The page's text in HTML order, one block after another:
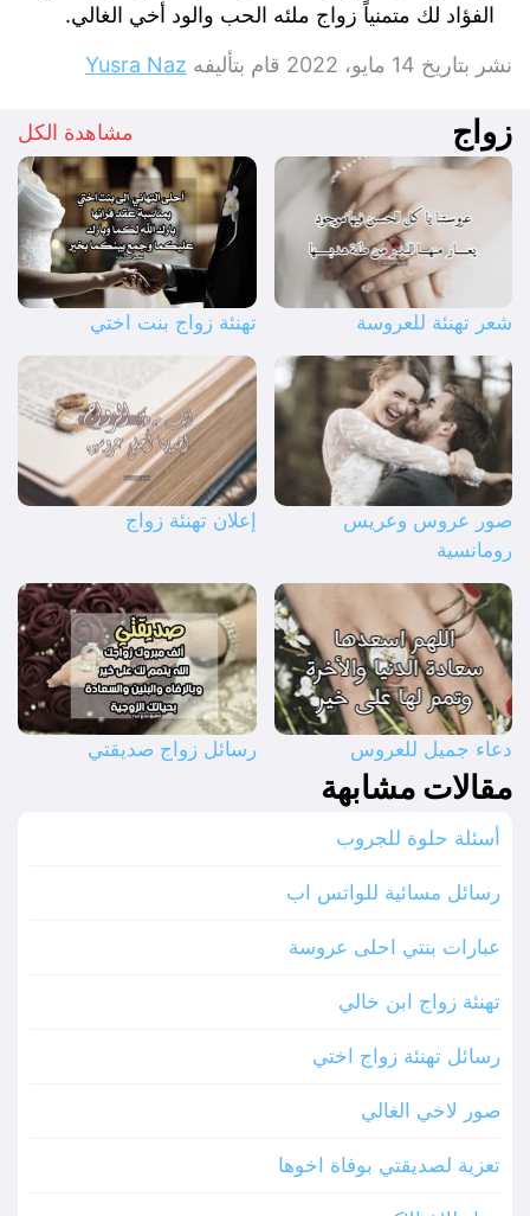
الفؤاد لك متمنياً زواج ملئه الحب والود أخي الغالي.
نشر بتاريخ 14 مايو، 2022 قام بتأليفه Yusra Naz
زواج مشاهدة الكل
شعر تهنئة للعروسة تهنئة زواج بنت اختي
صور عروس وعريس
رومانسية
إعلان تهنئة زواج
دعاء جميل للعروس رسائل زواج صديقتي
مقالات مشابهة
أسئلة حلوة للجروب
رسائل مسائية للواتس اب
عبارات بنتي احلى عروسة
تهنئة زواج ابن خالي
رسائل تهنئة زواج اختي
صور لاخي الغالي
تعزية لصديقتي بوفاة اخوها